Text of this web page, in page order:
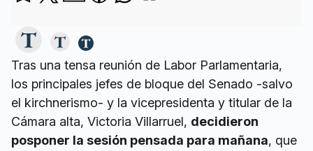
Tras una tensa reunión de Labor Parlamentaria,
los principales jefes de bloque del Senado -salvo
el kirchnerismo- y la vicepresidenta y titular de la
Cámara alta, Victoria Villarruel, decidieron
posponer la sesión pensada para mañana, que